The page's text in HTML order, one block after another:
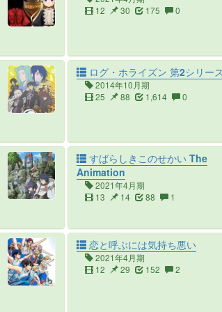
12
30 175 0
ログ・ホライズン 第2シリー
2014年10月期
25
88 1,614 0
すばらしきこのせかい The
Animation
2021年4月期
13
14 88 1
恋と呼ぶには気持ち悪い
2021年4月期
12
29 152 2